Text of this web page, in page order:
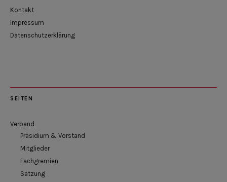
Kontakt
Impressum
Datenschutzerklärung
SEITEN
Verband
Präsidium & Vorstand
Mitglieder
Fachgremien
Satzung